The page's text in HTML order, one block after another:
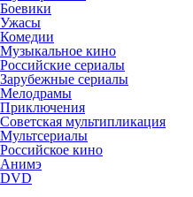
Боевики
Ужасы
Комедии
Музыкальное кино
Российские сериалы
Зарубежные сериалы
Мелодрамы
Приключения
Советская мультипликация
Мультсериалы
Российское кино
Анимэ
DVD